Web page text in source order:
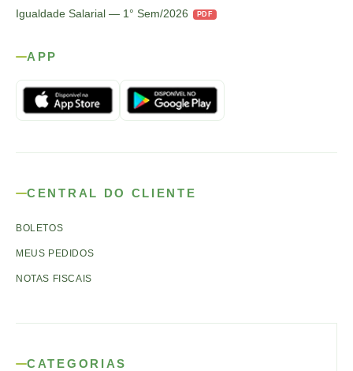
Igualdade Salarial — 1° Sem/2026
PDF
APP
CENTRAL DO CLIENTE
BOLETOS
MEUS PEDIDOS
NOTAS FISCAIS
CATEGORIAS